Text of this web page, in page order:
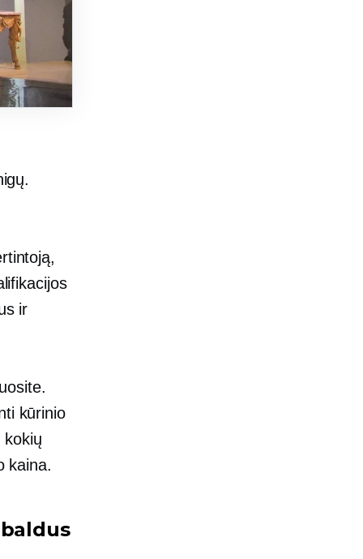
ir
kūrinio
kokių
kaina.